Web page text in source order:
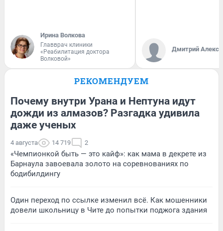
Ирина Волкова
Главврач клиники
«Реабилитация доктора
Волковой»
Дмитрий
РЕКОМЕНДУЕМ
Почему внутри Урана и Нептуна идут
дожди из алмазов? Разгадка удивила
даже ученых
4 августа 14 719 2
«Чемпионкой быть — это кайф»: как мама в декрете из
Барнаула завоевала золото на соревнованиях по
бодибилдингу
Один переход по ссылке изменил всё. Как мошенники
довели школьницу в Чите до попытки поджога здания